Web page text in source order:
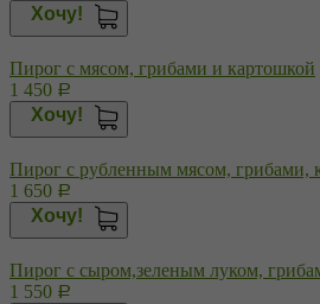
Хочу!
Пирог с мясом, грибами и картошкой
1 450 Р
Хочу!
Пирог с рубленным мясом, грибами,
1 650 Р
Хочу!
Пирог с сыром,зеленым луком,
1 550 Р